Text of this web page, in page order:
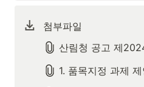
첨부파일